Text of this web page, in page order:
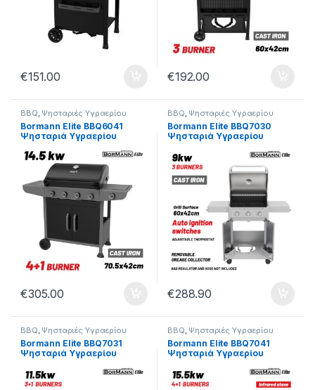
€151.00 €192.00
BBQ, Ψησταριές Υγραερίου
Bormann Elite BBQ6041
Ψησταριά Υγραερίου
Μαντεμένια Σχάρα (084181)
€305.00
BBQ, Ψησταριές Υγραερίου
Bormann Elite BBQ7030
Ψησταριά Υγραερίου
Μαντεμένια Σχάρα Luxury
Type 084204
€288.90
BBQ, Ψησταριές Υγραερίου
Bormann Elite BBQ7031
Ψησταριά Υγραερίου
Μαντεμένια Σχάρα Luxury
Type 084211
BBQ, Ψησταριές Υγραερίου
Bormann Elite BBQ7041
Ψησταριά Υγραερίου
Μαντεμένια Σχάρα Luxury
Type 084228